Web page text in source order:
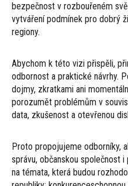
bezpečnost v rozbouřeném
vytváření podmínek pro dobrý
regiony.
Abychom k této vizi přispěli,
odbornost a praktické návrhy.
dojmy, zkratkami ani
porozumět problémům v
data, zkušenost a otevřenou
Proto propojujeme odborníky,
správu, občanskou společnost
na témata, která budou